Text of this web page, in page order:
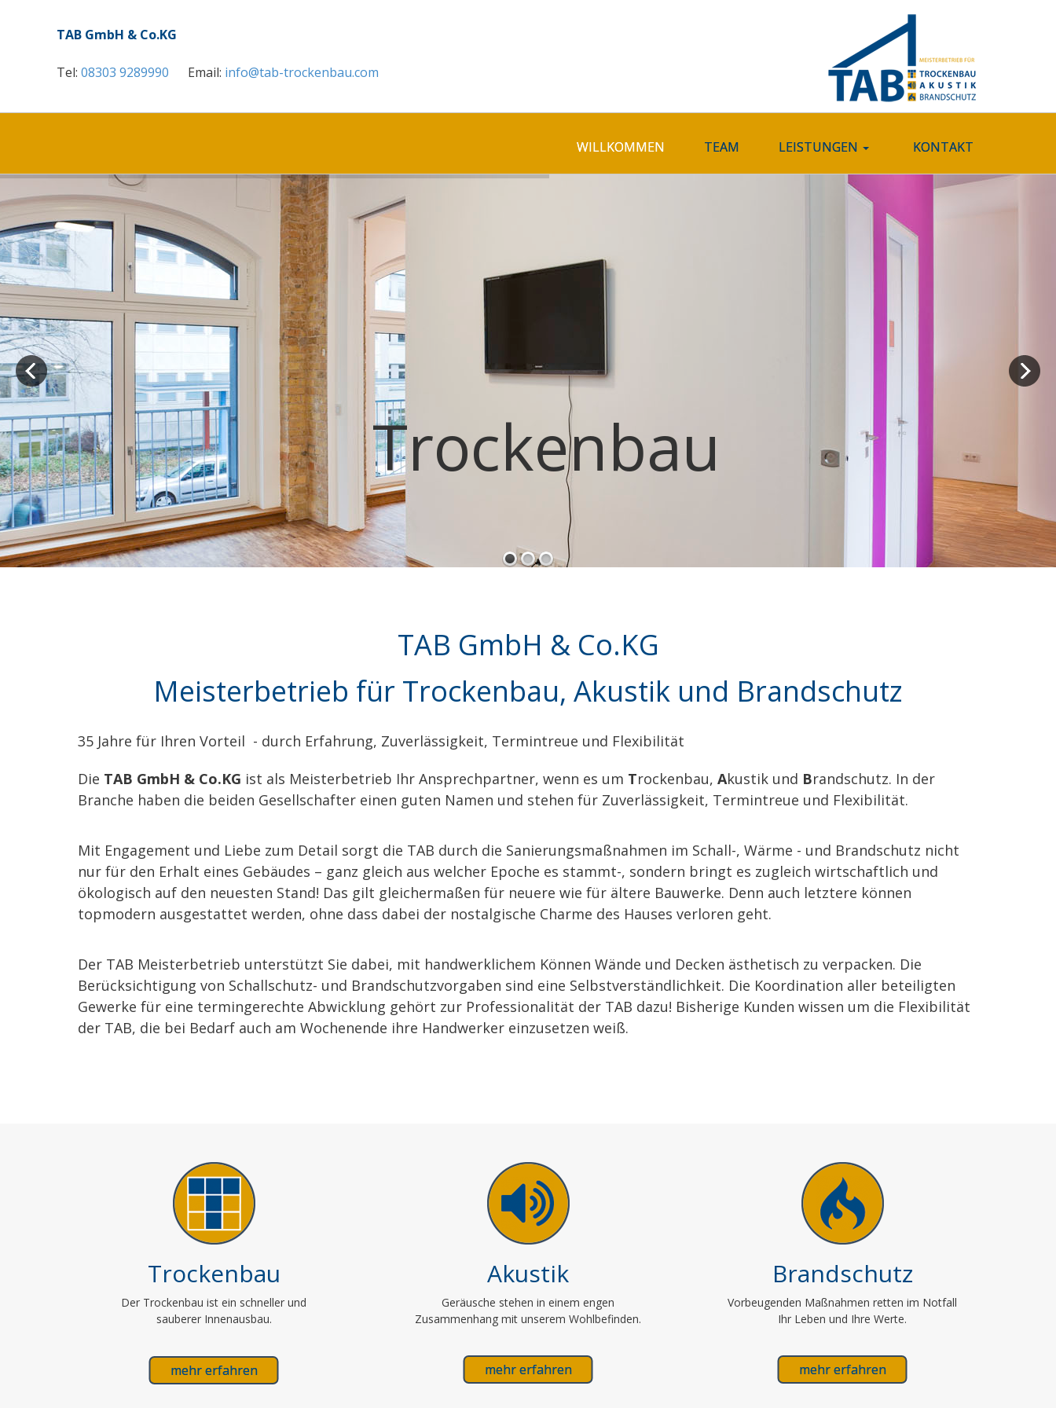
TAB GmbH & Co.KG
Tel: 08303 9289990 Email: info@tab-trockenbau.com
WILLKOMMEN TEAM LEISTUNGEN KONTAKT
Trockenbau
TAB GmbH & Co.KG
Meisterbetrieb für Trockenbau, Akustik und Brandschutz
35 Jahre für Ihren Vorteil - durch Erfahrung, Zuverlässigkeit, Termintreue und Flexibilität
Die TAB GmbH & Co.KG ist als Meisterbetrieb Ihr Ansprechpartner, wenn es um Trockenbau, Akustik und Brandschutz. In der
Branche haben die beiden Gesellschafter einen guten Namen und stehen für Zuverlässigkeit, Termintreue und Flexibilität.
Mit Engagement und Liebe zum Detail sorgt die TAB durch die Sanierungsmaßnahmen im Schall-, Wärme - und Brandschutz nicht
nur für den Erhalt eines Gebäudes – ganz gleich aus welcher Epoche es stammt-, sondern bringt es zugleich wirtschaftlich und
ökologisch auf den neuesten Stand! Das gilt gleichermaßen für neuere wie für ältere Bauwerke. Denn auch letztere können
topmodern ausgestattet werden, ohne dass dabei der nostalgische Charme des Hauses verloren geht.
Der TAB Meisterbetrieb unterstützt Sie dabei, mit handwerklichem Können Wände und Decken ästhetisch zu verpacken. Die
Berücksichtigung von Schallschutz- und Brandschutzvorgaben sind eine Selbstverständlichkeit. Die Koordination aller beteiligten
Gewerke für eine termingerechte Abwicklung gehört zur Professionalität der TAB dazu! Bisherige Kunden wissen um die Flexibilität
der TAB, die bei Bedarf auch am Wochenende ihre Handwerker einzusetzen weiß.
Trockenbau
Der Trockenbau ist ein schneller und
sauberer Innenausbau.
mehr erfahren
Akustik
Geräusche stehen in einem engen
Zusammenhang mit unserem Wohlbefinden.
mehr erfahren
Brandschutz
Vorbeugenden Maßnahmen retten im Notfall
Ihr Leben und Ihre Werte.
mehr erfahren